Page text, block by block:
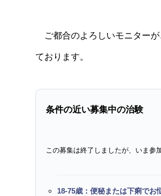
ご都合のよろしいモニター
ております。
条件の近い募集中の治験
この募集は終了しましたが、いま参
18-75歳：便秘または下痢でお